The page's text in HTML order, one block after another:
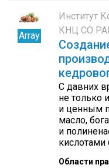
Array
Институт
КНЦ СО
С давних
не только
и ценным
масло,
и
кислотами
Области